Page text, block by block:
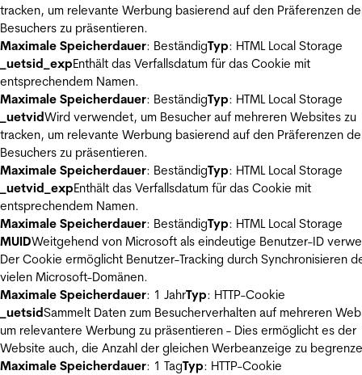
tracken, um relevante Werbung basierend auf den Präferenzen
Besuchers zu präsentieren.
Maximale Speicherdauer: BeständigTyp: HTML Local Storage
_uetsid_expEnthält das Verfallsdatum für das Cookie mit
entsprechendem Namen.
Maximale Speicherdauer: BeständigTyp: HTML Local Storage
_uetvidWird verwendet, um Besucher auf mehreren Websites zu
tracken, um relevante Werbung basierend auf den Präferenzen
Besuchers zu präsentieren.
Maximale Speicherdauer: BeständigTyp: HTML Local Storage
_uetvid_expEnthält das Verfallsdatum für das Cookie mit
entsprechendem Namen.
Maximale Speicherdauer: BeständigTyp: HTML Local Storage
MUIDWeitgehend von Microsoft als eindeutige Benutzer-ID
Der Cookie ermöglicht Benutzer-Tracking durch Synchronisieren
vielen Microsoft-Domänen.
Maximale Speicherdauer: 1 JahrTyp: HTTP-Cookie
_uetsidSammelt Daten zum Besucherverhalten auf mehreren
um relevantere Werbung zu präsentieren - Dies ermöglicht es der
Website auch, die Anzahl der gleichen Werbeanzeige zu
Maximale Speicherdauer: 1 TagTyp: HTTP-Cookie